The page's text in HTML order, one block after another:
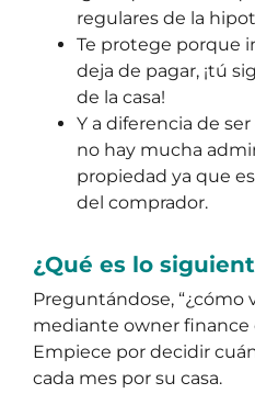
regulares de la
Te protege porque
deja de pagar, ¡tú
de la casa!
Y a diferencia de
no hay mucha
propiedad ya que
del comprador.
¿Qué es lo
Preguntándose, “¿cómo
mediante owner finance
Empiece por decidir
cada mes por su casa.